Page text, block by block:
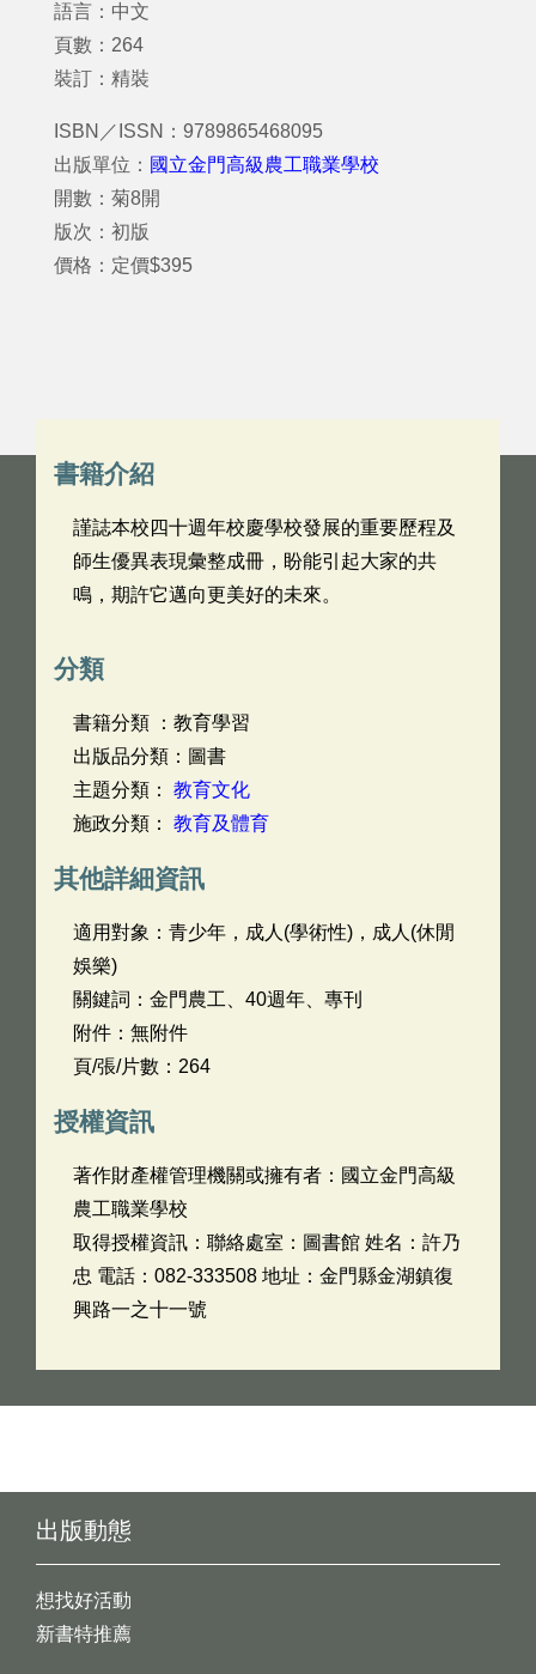
語言：中文
頁數：264
裝訂：精裝
ISBN／ISSN：9789865468095
出版單位： 國立金門高級農工職業學校
開數：菊8開
版次：初版
價格：定價$395
書籍介紹
謹誌本校四十週年校慶學校發展的重要歷程及
師生優異表現彙整成冊，盼能引起大家的共
鳴，期許它邁向更美好的未來。
分類
書籍分類 ：教育學習
出版品分類：圖書
主題分類： 教育文化
施政分類： 教育及體育
其他詳細資訊
適用對象：青少年，成人(學術性)，成人(休閒
娛樂)
關鍵詞：金門農工、40週年、專刊
附件：無附件
頁/張/片數：264
授權資訊
著作財產權管理機關或擁有者：國立金門高級
農工職業學校
取得授權資訊：聯絡處室：圖書館 姓名：許乃
忠 電話：082-333508 地址：金門縣金湖鎮復
興路一之十一號
出版動態
想找好活動
新書特推薦